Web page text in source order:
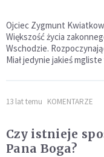
Ojciec Zygmunt
Większość życia
Wschodzie.
Miał jedynie jakieś
13 lat temu KOMENTARZE
Czy istnieje
Pana Boga?